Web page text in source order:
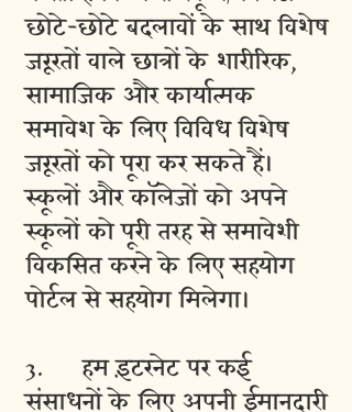
छोटे-छोटे बदलावों के साथ विशेष
जरूरतों वाले छात्रों के शारीरिक,
सामाजिक और कार्यात्मक
समावेश के लिए विविध विशेष
जरूरतों को पूरा कर सकते हैं।
स्कूलों और कॉलेजों को अपने
स्कूलों को पूरी तरह से समावेशी
विकसित करने के लिए सहयोग
पोर्टल से सहयोग मिलेगा।
3. हम इंटरनेट पर कई
संसाधनों के लिए अपनी ईमानदारी